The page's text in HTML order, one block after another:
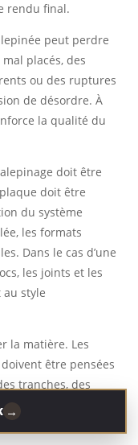
rendu final.
peut perdre
placés, des
ou des ruptures
de désordre. À
la qualité du
doit être
doit être
du système
les formats
Dans le cas d’une
les joints et les
style
la matière. Les
être pensées
tranches, des
éventuelles. Une
plus esthétique et
→